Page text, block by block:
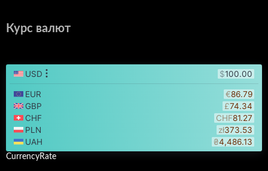
Курс валют
CurrencyRate